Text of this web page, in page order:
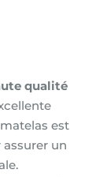
qualité
est
un